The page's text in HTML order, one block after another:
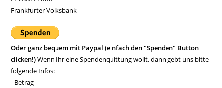
Frankfurter Volksbank
Oder ganz bequem mit Paypal (einfach den "Spenden" Button
clicken!)Wenn Ihr eine Spendenquittung wollt, dann gebt uns bitte
folgende Infos:
- Betrag